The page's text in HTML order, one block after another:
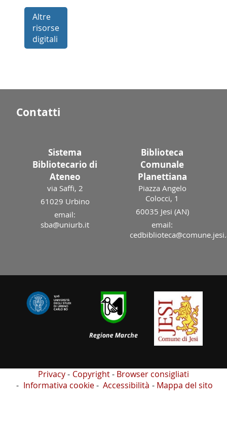
Altre
risorse
digitali
Contatti
Sistema
Bibliotecario di
Ateneo
via Saffi, 2
61029 Urbino
email:
sba@uniurb.it
Biblioteca
Comunale
Planettiana
Piazza Angelo
Colocci, 1
60035 Jesi (AN)
email:
Privacy Copyright
Browser consigliati
Informativa cookie
Accessibilità Mappa del sito